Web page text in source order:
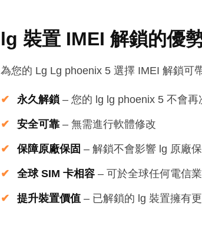
lg 裝置 IMEI 解鎖的優
為您的 Lg Lg phoenix 5 選擇 IMEI 解鎖可
永久解鎖 – 您的 lg lg phoenix 5 不會再
安全可靠 – 無需進行軟體修改
保障原廠保固 – 解鎖不會影響 lg 原廠保
全球 SIM 卡相容 – 可於全球任何電信
提升裝置價值 – 已解鎖的 lg 裝置擁有